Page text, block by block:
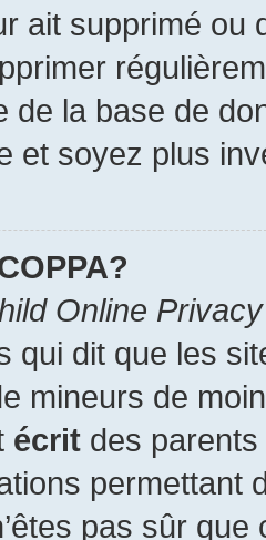
ait supprimé
de la base de
et soyez plus
Online
qui dit que les
mineurs de
écrit des parents
permettant
pas sûr